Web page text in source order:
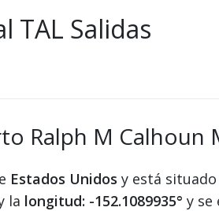
TAL Salidas
Ralph M Calhoun
Estados Unidos y está
la longitud: -152.1089935° y se